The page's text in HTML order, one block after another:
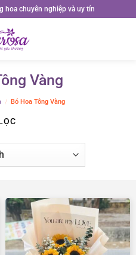
hoa chuyên nghiệp và uy tín
Vàng
/ Bó Hoa Tông Vàng